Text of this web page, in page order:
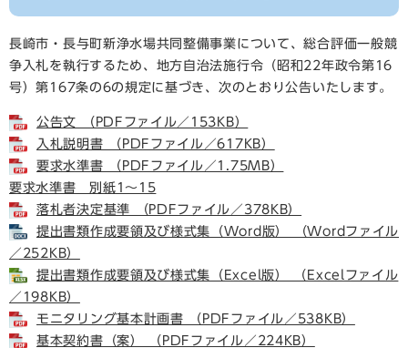
長崎市・長与町新浄水場共同整備事業について、総合評価一般競
争入札を執行するため、地方自治法施行令（昭和22年政令第16
号）第167条の6の規定に基づき、次のとおり公告いたします。
公告文 （PDFファイル／153KB）
入札説明書 （PDFファイル／617KB）
要求水準書 （PDFファイル／1.75MB）
要求水準書 別紙1～15
落札者決定基準 （PDFファイル／378KB）
提出書類作成要領及び様式集（Word版） （Wordファイル
／252KB）
提出書類作成要領及び様式集（Excel版） （Excelファイル
／198KB）
モニタリング基本計画書 （PDFファイル／538KB）
基本契約書（案） （PDFファイル／224KB）